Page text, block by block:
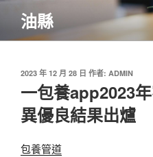
主
油縣
發
於
2023 年 12 月 28 日 作者: ADMIN
一包養app2023
異優良結果出爐
包養管道